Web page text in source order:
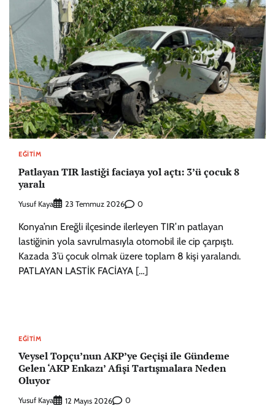
EĞITIM
Patlayan TIR lastiği faciaya yol açtı: 3’ü çocuk 8
yaralı
Yusuf Kaya 23 Temmuz 2026 0
Konya’nın Ereğli ilçesinde ilerleyen TIR’ın patlayan
lastiğinin yola savrulmasıyla otomobil ile cip çarpıştı.
Kazada 3’ü çocuk olmak üzere toplam 8 kişi yaralandı.
PATLAYAN LASTİK FACİAYA […]
EĞITIM
Veysel Topçu’nun AKP’ye Geçişi ile Gündeme
Gelen ‘AKP Enkazı’ Afişi Tartışmalara Neden
Oluyor
Yusuf Kaya 12 Mayıs 2026 0